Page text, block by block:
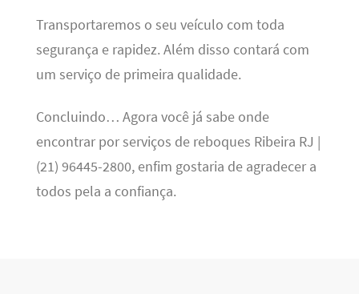
Transportaremos o seu veículo com toda
segurança e rapidez. Além disso contará com
um serviço de primeira qualidade.
Concluindo… Agora você já sabe onde
encontrar por serviços de reboques Ribeira RJ |
(21) 96445-2800, enfim gostaria de agradecer a
todos pela a confiança.